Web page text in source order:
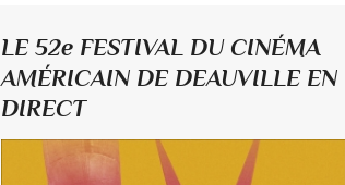
LE 52e FESTIVAL DU CINÉMA
AMÉRICAIN DE DEAUVILLE EN
DIRECT